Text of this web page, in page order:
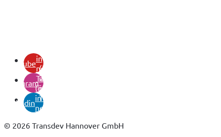
youtubein
neuem
Tab)
instagram
(öffnet
in
neuem
Tab)
linkedin
(öffnet
in
neuem
© 2026 Transdev Hannover GmbH